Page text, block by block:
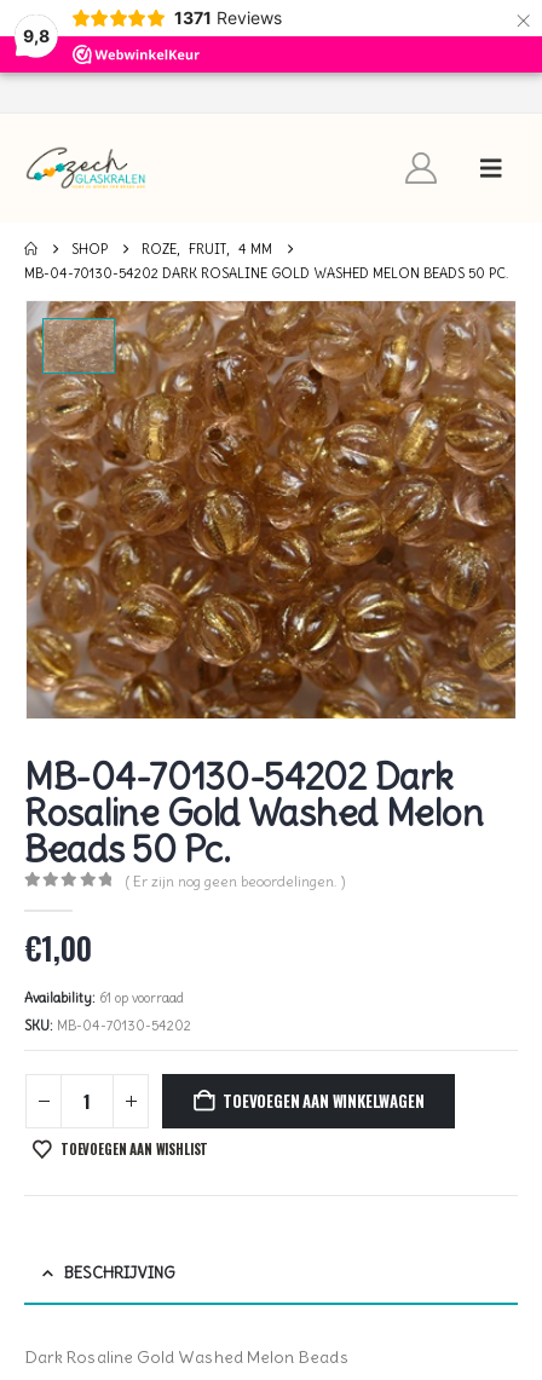
9,8
1371 Reviews ×
SHOP ROZE, FRUIT, 4 MM
MB-04-70130-54202 DARK ROSALINE GOLD WASHED MELON BEADS 50 PC.
MB-04-70130-54202 Dark
Rosaline Gold Washed Melon
Beads 50 Pc.
( Er zijn nog geen beoordelingen. )
€1,00
Availability: 61 op voorraad
SKU: MB-04-70130-54202
TOEVOEGEN AAN WINKELWAGEN
TOEVOEGEN AAN WISHLIST
BESCHRIJVING
Dark Rosaline Gold Washed Melon Beads